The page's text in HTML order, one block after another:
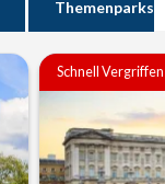
Themenparks
Schnell Vergriffen